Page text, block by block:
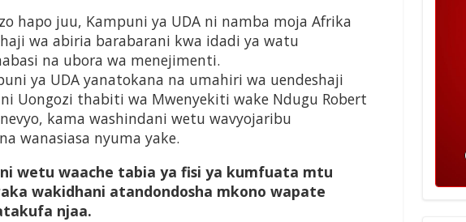
hapo juu, Kampuni ya UDA ni namba moja Afrika
wa abiria barabarani kwa idadi ya watu
na ubora wa menejimenti.
ya UDA yanatokana na umahiri wa uendeshaji
Uongozi thabiti wa Mwenyekiti wake Ndugu Robert
kama washindani wetu wavyojaribu
wanasiasa nyuma yake.
wetu waache tabia ya fisi ya kumfuata mtu
wakidhani atandondosha mkono wapate
njaa.